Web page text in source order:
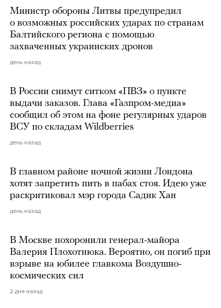
Министр обороны Литвы предупредил
о возможных российских ударах по странам
Балтийского региона с помощью
захваченных украинских дронов
день назад
В России снимут ситком «ПВЗ» о пункте
выдачи заказов. Глава «Газпром-медиа»
сообщил об этом на фоне регулярных ударов
ВСУ по складам Wildberries
день назад
В главном районе ночной жизни Лондона
хотят запретить пить в пабах стоя. Идею уже
раскритиковал мэр города Садик Хан
день назад
В Москве похоронили генерал-майора
Валерия Плохотнюка. Вероятно, он погиб при
взрыве на юбилее главкома Воздушно-
космических сил
2 дня назад